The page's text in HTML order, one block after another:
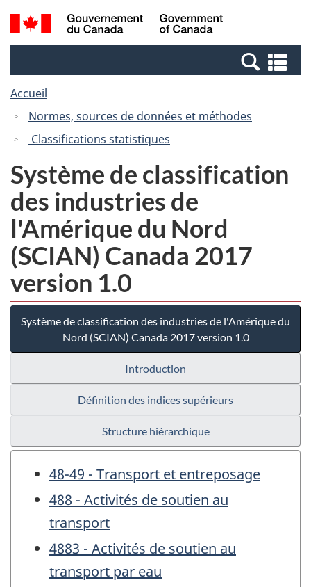
Passer
au
Passer
à
Canada
Recherche
et
et
Accueil
Normes, sources de données et méthodes
Classifications statistiques
Système de classification
des industries de
l'Amérique du Nord
(SCIAN) Canada 2017
version 1.0
Système de classification des industries de l'Amérique du
Nord (SCIAN) Canada 2017 version 1.0
Introduction
Définition des indices supérieurs
Structure hiérarchique
48-49 - Transport et entreposage
488 - Activités de soutien au
transport
4883 - Activités de soutien au
transport par eau